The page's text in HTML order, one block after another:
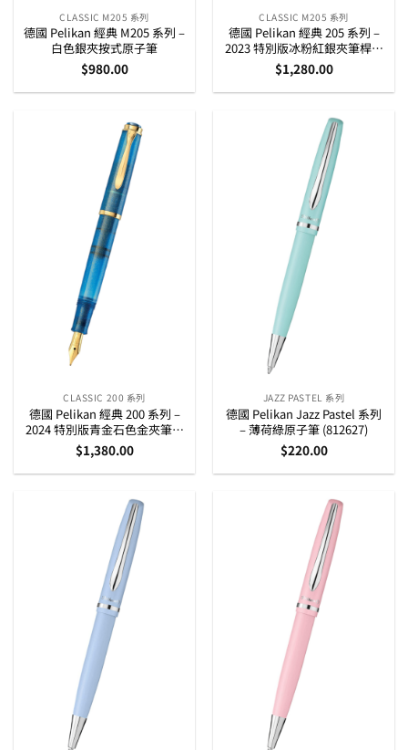
CLASSIC M205 系列
德國 Pelikan 經典 M205 系列 –
白色銀夾按式原子筆
$980.00
CLASSIC M205 系列
德國 Pelikan 經典 205 系列 –
2023 特別版冰粉紅銀夾筆桿上
墨墨水筆
$1,280.00
CLASSIC 200 系列
德國 Pelikan 經典 200 系列 –
2024 特別版青金石色金夾筆桿
上墨墨水筆
$1,380.00
JAZZ PASTEL 系列
德國 Pelikan Jazz Pastel 系列
– 薄荷綠原子筆 (812627)
$220.00